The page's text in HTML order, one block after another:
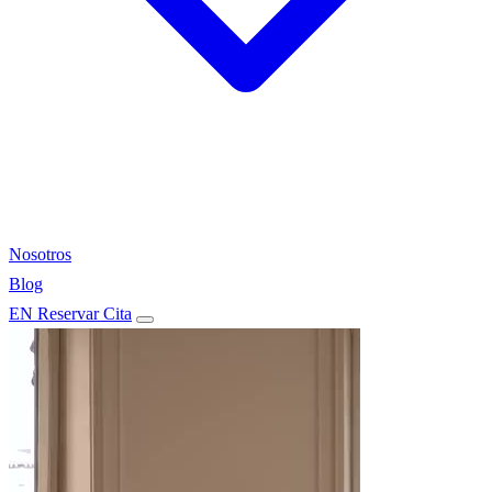
Nosotros
Blog
EN Reservar Cita